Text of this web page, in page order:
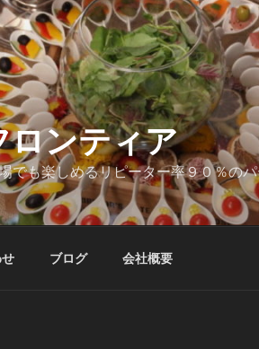
ロンティア
でも楽しめるリピーター率９０％の
ブログ 会社概要